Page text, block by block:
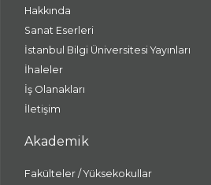
Hakkında
Sanat Eserleri
İstanbul Bilgi Üniversitesi Yayınları
İhaleler
İş Olanakları
İletişim
Akademik
Fakülteler / Yüksekokullar